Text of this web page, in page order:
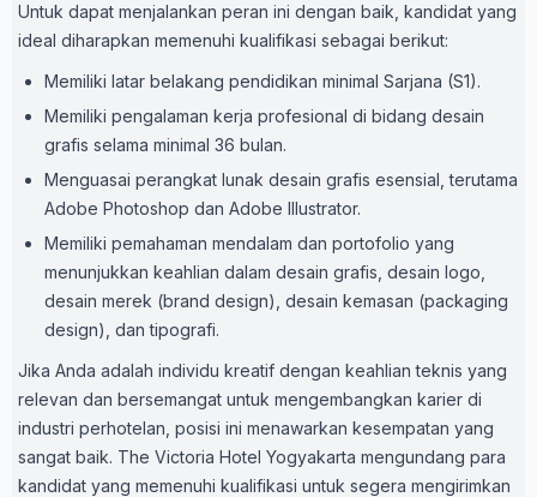
Untuk dapat menjalankan peran ini dengan baik, kandidat yang
ideal diharapkan memenuhi kualifikasi sebagai berikut:
Memiliki latar belakang pendidikan minimal Sarjana (S1).
Memiliki pengalaman kerja profesional di bidang desain
grafis selama minimal 36 bulan.
Menguasai perangkat lunak desain grafis esensial, terutama
Adobe Photoshop dan Adobe Illustrator.
Memiliki pemahaman mendalam dan portofolio yang
menunjukkan keahlian dalam desain grafis, desain logo,
desain merek (brand design), desain kemasan (packaging
design), dan tipografi.
Jika Anda adalah individu kreatif dengan keahlian teknis yang
relevan dan bersemangat untuk mengembangkan karier di
industri perhotelan, posisi ini menawarkan kesempatan yang
sangat baik. The Victoria Hotel Yogyakarta mengundang para
kandidat yang memenuhi kualifikasi untuk segera mengirimkan